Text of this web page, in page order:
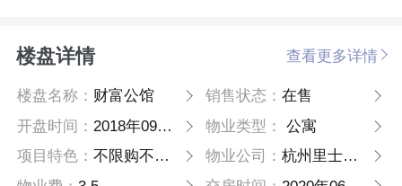
楼盘详情 查看更多详情
楼盘名称： 财富公馆 销售状态： 在售
开盘时间： 2018年09月17日 物业类型：
公寓
项目特色：不限购不限贷 物业公司： 杭州里士湖企业管理有限公司